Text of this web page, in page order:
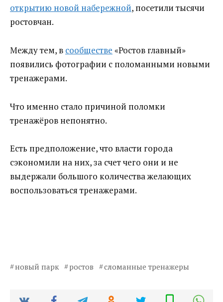
открытию новой набережной, посетили тысячи
ростовчан.
Между тем, в сообществе «Ростов главный»
появились фотографии с поломанными новыми
тренажерами.
Что именно стало причиной поломки
тренажёров непонятно.
Есть предположение, что власти города
сэкономили на них, за счет чего они и не
выдержали большого количества желающих
воспользоваться тренажерами.
новый парк ростов сломанные тренажеры